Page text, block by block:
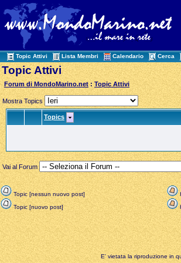
Topic Attivi Lista Membri Calendario Cerca
Topic Attivi
Forum di MondoMarino.net :Topic Attivi
Mostra Topics
Topics
Vai al Forum
Topic [nessun nuovo post]
Topic [nuovo post]
E' vietata la riproduzione in